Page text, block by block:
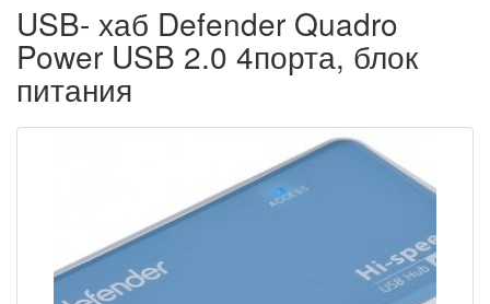
USB- хаб Defender Quadro
Power USB 2.0 4порта, блок
питания